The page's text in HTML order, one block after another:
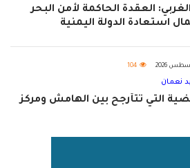
العقدة الحاكمة لأمن البحر
استعادة الدولة اليمنية
104
نعمان
التي تتأرجح بين الهامش ومركز